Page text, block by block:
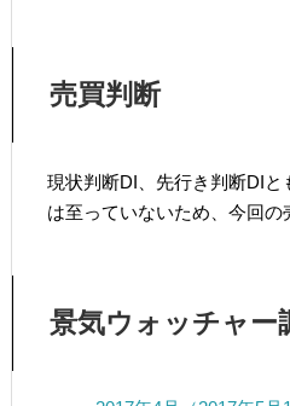
売買判断
現状判断DI、先行き判断DI
は至っていないため、今回の
景気ウォッチャー